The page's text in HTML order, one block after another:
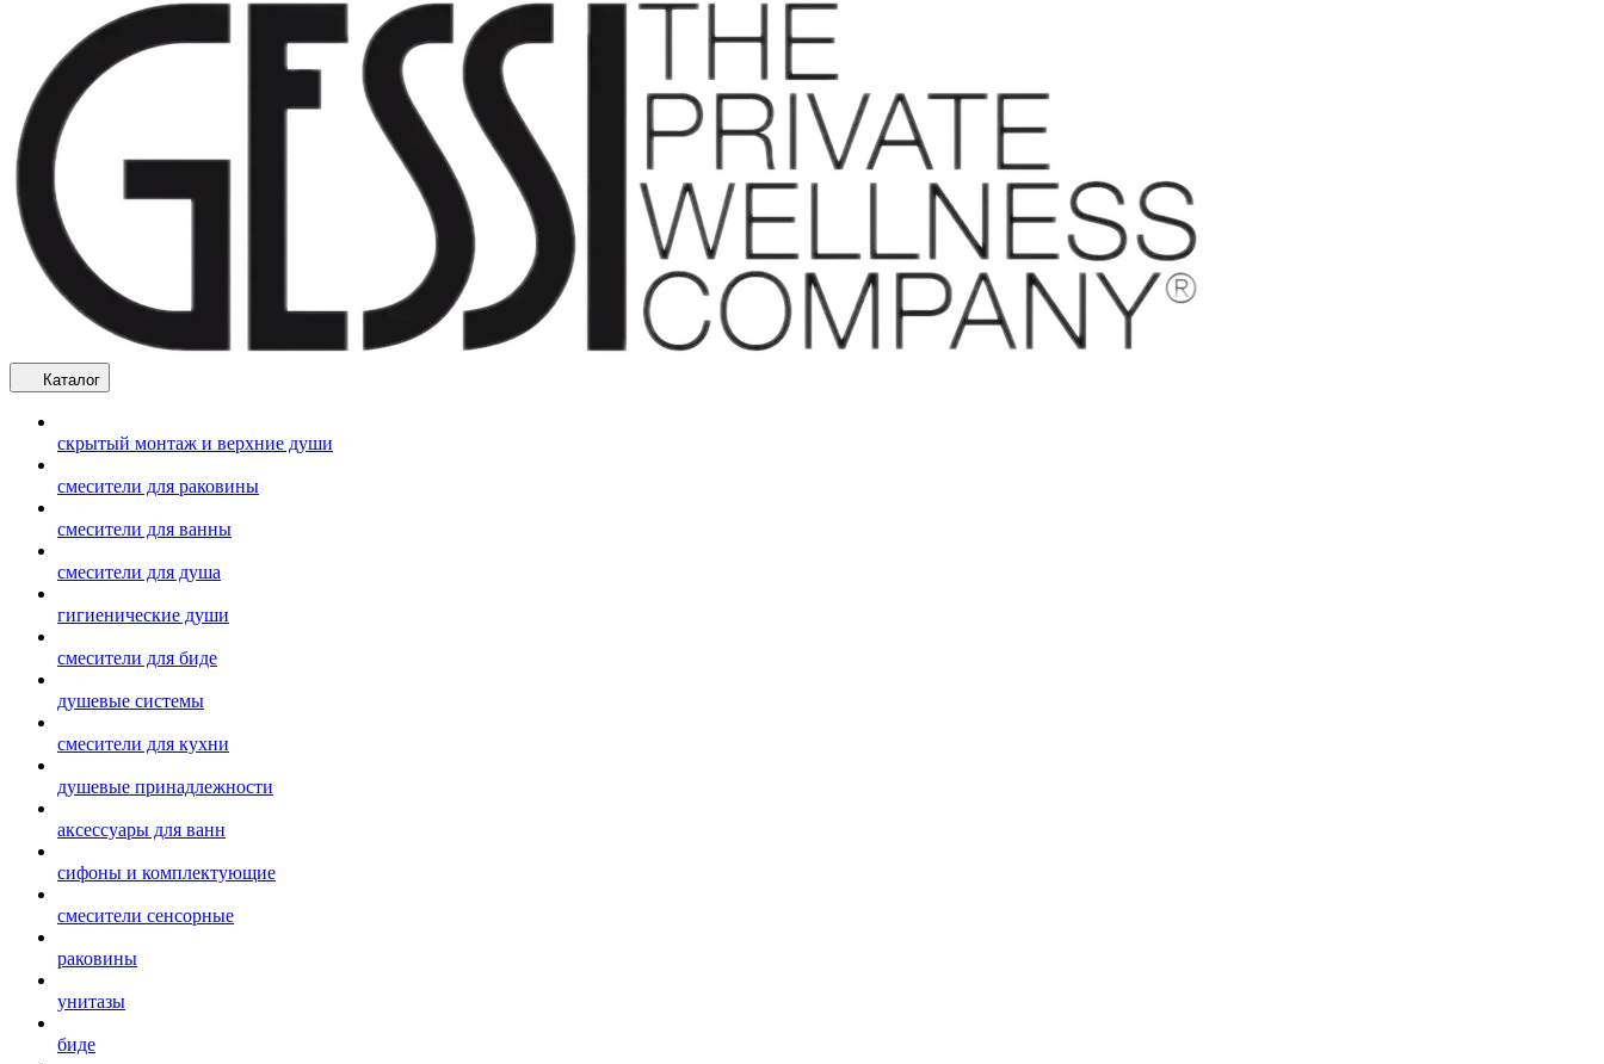
Каталог
скрытый монтаж и верхние души
смесители для раковины
смесители для ванны
смесители для душа
гигиенические души
смесители для биде
душевые системы
смесители для кухни
душевые принадлежности
аксессуары для ванн
сифоны и комплектующие
смесители сенсорные
раковины
унитазы
биде